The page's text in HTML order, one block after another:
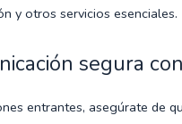
y otros servicios esenciales.
segura
entrantes, asegúrate de